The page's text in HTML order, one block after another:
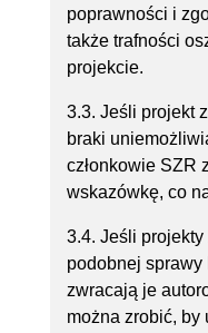
poprawności i
także trafności
projekcie.
3.3. Jeśli projekt
braki
członkowie SZR
wskazówkę, co
3.4. Jeśli
podobnej sprawy
zwracają je
można zrobić,